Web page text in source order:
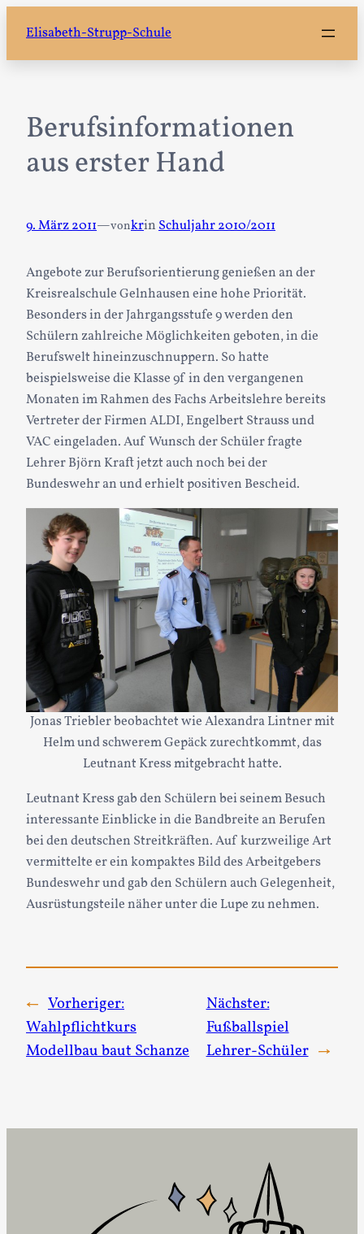
Inhalt
springen
Elisabeth-Strupp-Schule
Berufsinformationen
aus erster Hand
9. März 2011—vonkrin Schuljahr 2010/2011
Angebote zur Berufsorientierung genießen an der
Kreisrealschule Gelnhausen eine hohe Priorität.
Besonders in der Jahrgangsstufe 9 werden den
Schülern zahlreiche Möglichkeiten geboten, in die
Berufswelt hineinzuschnuppern. So hatte
beispielsweise die Klasse 9f in den vergangenen
Monaten im Rahmen des Fachs Arbeitslehre bereits
Vertreter der Firmen ALDI, Engelbert Strauss und
VAC eingeladen. Auf Wunsch der Schüler fragte
Lehrer Björn Kraft jetzt auch noch bei der
Bundeswehr an und erhielt positiven Bescheid.
Jonas Triebler beobachtet wie Alexandra Lintner mit
Helm und schwerem Gepäck zurechtkommt, das
Leutnant Kress mitgebracht hatte.
Leutnant Kress gab den Schülern bei seinem Besuch
interessante Einblicke in die Bandbreite an Berufen
bei den deutschen Streitkräften. Auf kurzweilige Art
vermittelte er ein kompaktes Bild des Arbeitgebers
Bundeswehr und gab den Schülern auch Gelegenheit,
Ausrüstungsteile näher unter die Lupe zu nehmen.
← Vorheriger:
Wahlpflichtkurs
Modellbau baut Schanze
Nächster:
Fußballspiel
Lehrer-Schüler →